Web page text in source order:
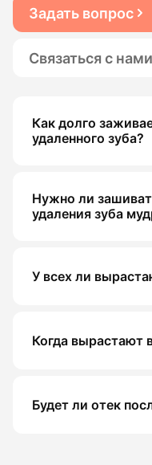
Задать вопрос
Связаться с нами
Как долго
удаленного зуба?
Нужно ли
удаления зуба
У всех ли
Когда вырастают
Будет ли отек